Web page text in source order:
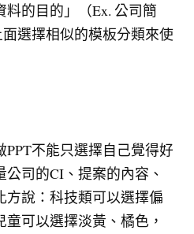
的目的」（Ex. 公司簡
選擇相似的模板分類來使
不能只選擇自己覺得好
司的CI、提案的內容、
方說：科技類可以選擇偏
可以選擇淡黃、橘色，